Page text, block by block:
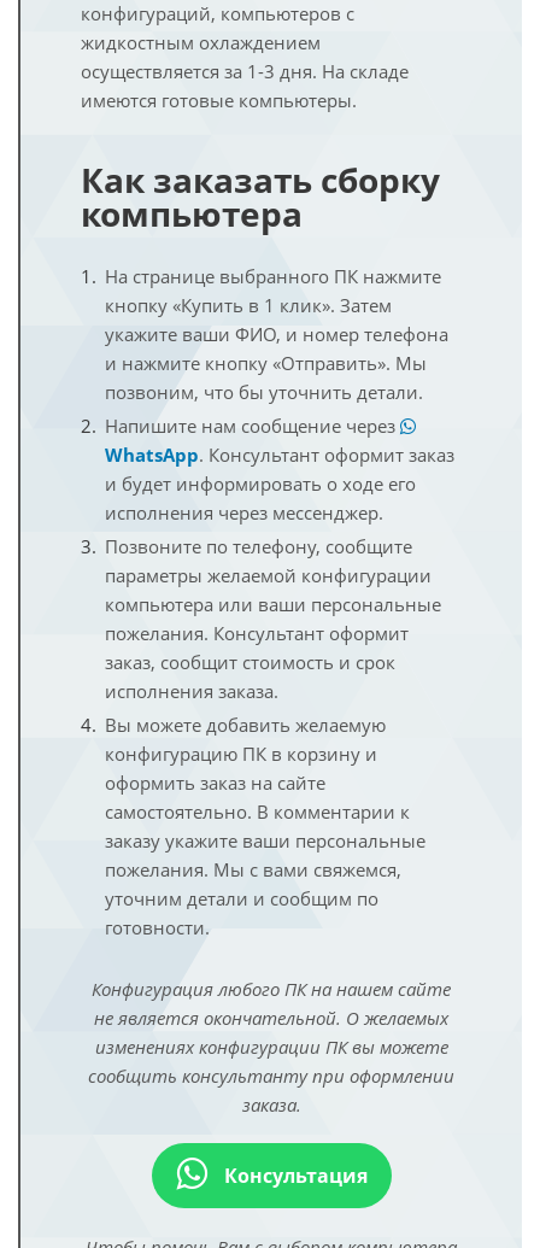
конфигураций, компьютеров с
жидкостным охлаждением
осуществляется за 1-3 дня. На складе
имеются готовые компьютеры.
Как заказать сборку
компьютера
На странице выбранного ПК нажмите
кнопку «Купить в 1 клик». Затем
укажите ваши ФИО, и номер телефона
и нажмите кнопку «Отправить». Мы
позвоним, что бы уточнить детали.
Напишите нам сообщение через
WhatsApp. Консультант оформит заказ
и будет информировать о ходе его
исполнения через мессенджер.
Позвоните по телефону, сообщите
параметры желаемой конфигурации
компьютера или ваши персональные
пожелания. Консультант оформит
заказ, сообщит стоимость и срок
исполнения заказа.
Вы можете добавить желаемую
конфигурацию ПК в корзину и
оформить заказ на сайте
самостоятельно. В комментарии к
заказу укажите ваши персональные
пожелания. Мы с вами свяжемся,
уточним детали и сообщим по
готовности.
Конфигурация любого ПК на нашем сайте
не является окончательной. О желаемых
изменениях конфигурации ПК вы можете
сообщить консультанту при оформлении
заказа.
Консультация